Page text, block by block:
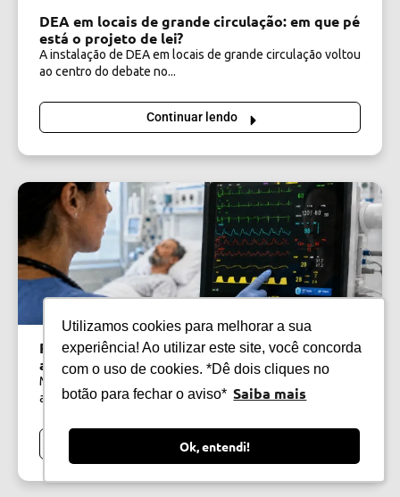
Utilizamos cookies para melhorar a sua
experiência! Ao utilizar este site, você concorda
com o uso de cookies. *Dê dois cliques no
botão para fechar o aviso* Saiba mais
Ok, entendi!
DEA em locais de grande circulação: em que pé
está o projeto de lei?
A instalação de DEA em locais de grande circulação voltou
ao centro do debate no...
Continuar lendo
Parametrizar monitor de sinais vitais: como
ajustar para cada paciente?
Monitorar o paciente é essencial em qualquer
atendimento. E uma das maiores vantagens do monitor...
Continuar lendo